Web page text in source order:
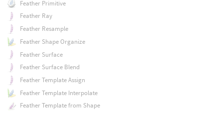
Feather Primitive
Feather Ray
Feather Resample
Feather Shape Organize
Feather Surface
Feather Surface Blend
Feather Template Assign
Feather Template Interpolate
Feather Template from Shape